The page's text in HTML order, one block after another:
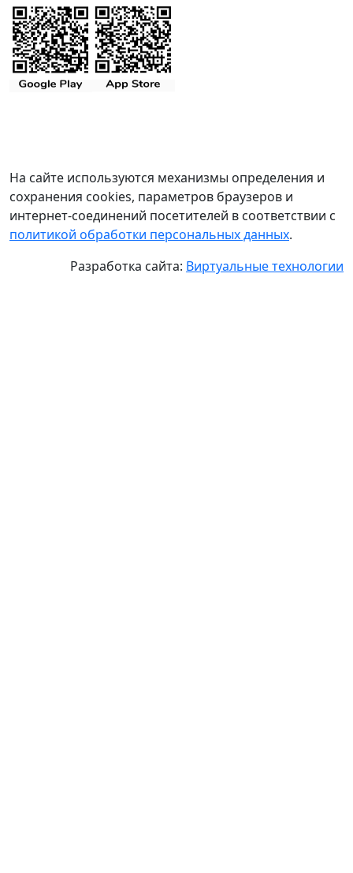
На сайте используются механизмы определения и
сохранения cookies, параметров браузеров и
интернет-соединений посетителей в соответствии с
политикой обработки персональных данных.
Разработка сайта: Виртуальные технологии